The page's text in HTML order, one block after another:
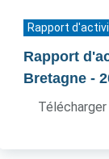
Rapport
Rapport
Bretagne -